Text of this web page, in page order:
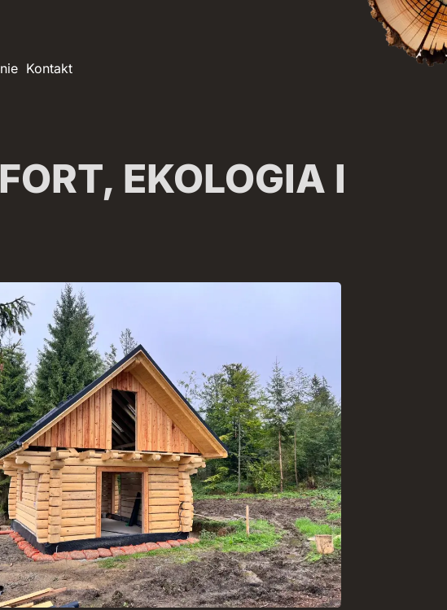
Kontakt
EKOLOGIA I